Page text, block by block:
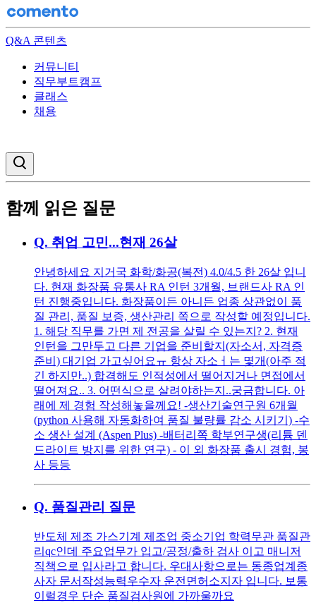
Q&A 콘텐츠
커뮤니티
직무부트캠프
클래스
채용
함께 읽은 질문
Q. 취업 고민...현재 26살
안녕하세요 지거국 화학/화공(복전) 4.0/4.5 한 26살 입니
다. 현재 화장품 유통사 RA 인턴 3개월, 브랜드사 RA 인
턴 진행중입니다. 화장품이든 아니든 업종 상관없이 품
질 관리, 품질 보증, 생산관리 쪽으로 작성할 예정입니다.
1. 해당 직무를 가면 제 전공을 살릴 수 있는지? 2. 현재
인턴을 그만두고 다른 기업을 준비할지(자소서, 자격증
준비) 대기업 가고싶어요ㅠ 항상 자소ㅓ는 몇개(아주 적
긴 하지만..) 합격해도 인적성에서 떨어지거나 면접에서
떨어져요.. 3. 어떤식으로 살려야하는지..궁금합니다. 아
래에 제 경험 작성해놓을께요! -생산기술연구원 6개월
(python 사용해 자동화하여 품질 불량률 감소 시키기) -수
소 생산 설계 (Aspen Plus) -배터리쪽 학부연구생(리튬 덴
드라이트 방지를 위한 연구) - 이 외 화장품 출시 경험, 봉
사 등등
Q. 품질관리 질문
반도체 제조 가스기계 제조업 중소기업 학력무관 품질관
리qc인데 주요업무가 입고/공정/출하 검사 이고 매니저
직책으로 입사라고 합니다. 우대사항으로는 동종업계종
사자 문서작성능력우수자 운전면허소지자 입니다. 보통
이럴경우 단순 품질검사원에 가까울까요